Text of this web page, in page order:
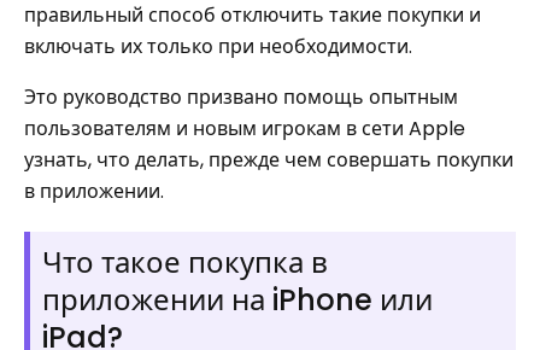
правильный способ отключить такие покупки и
включать их только при необходимости.
Это руководство призвано помощь опытным
пользователям и новым игрокам в сети Apple
узнать, что делать, прежде чем совершать покупки
в приложении.
Что такое покупка в
приложении на iPhone или
iPad?